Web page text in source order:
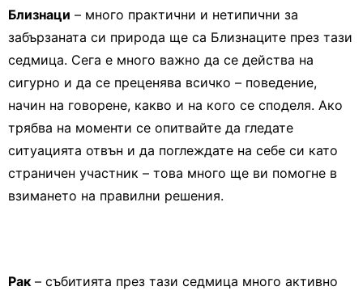
Близнаци – много практични и нетипични за
забързаната си природа ще са Близнаците през тази
седмица. Сега е много важно да се действа на
сигурно и да се преценява всичко – поведение,
начин на говорене, какво и на кого се споделя. Ако
трябва на моменти се опитвайте да гледате
ситуацията отвън и да поглеждате на себе си като
страничен участник – това много ще ви помогне в
взимането на правилни решения.
Рак – събитията през тази седмица много активно